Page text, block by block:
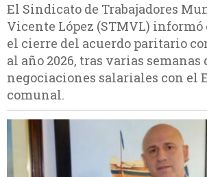
El Sindicato de Trabajadores
Vicente López (STMVL) informó
el cierre del acuerdo paritario
al año 2026, tras varias semanas
negociaciones salariales con el
comunal.